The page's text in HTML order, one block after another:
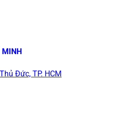
MINH
Đức, TP. HCM